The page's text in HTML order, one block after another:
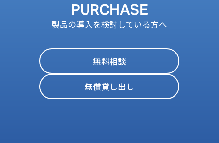
PURCHASE
製品の導入を検討している方へ
無料相談
無償貸し出し